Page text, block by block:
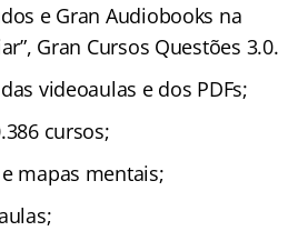
e Gran Audiobooks na
Gran Cursos Questões 3.0.
videoaulas e dos PDFs;
cursos;
mapas mentais;